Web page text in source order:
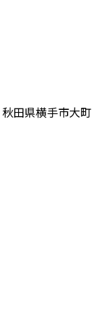
秋田県横手市大町